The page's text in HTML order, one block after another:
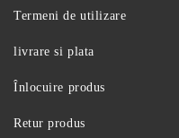
Termeni de utilizare
livrare si plata
Înlocuire produs
Retur produs